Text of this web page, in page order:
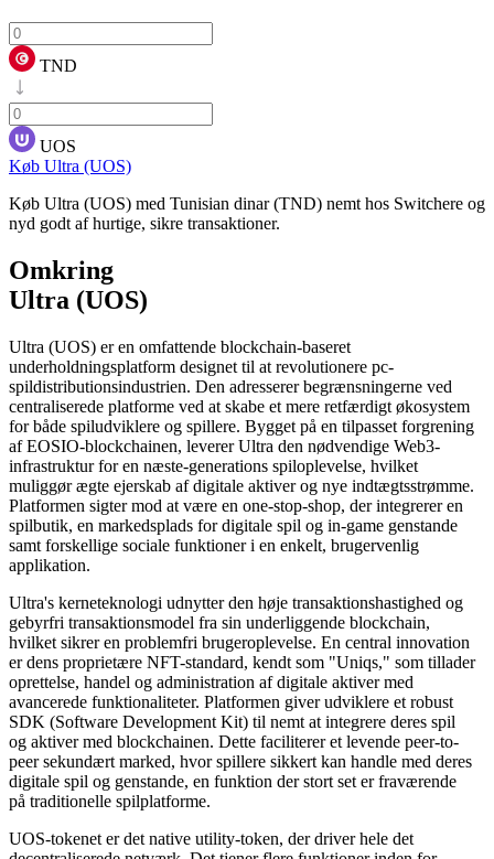
TND
UOS
Køb Ultra (UOS)
Køb Ultra (UOS) med Tunisian dinar (TND) nemt hos Switchere og
nyd godt af hurtige, sikre transaktioner.
Omkring
Ultra (UOS)
Ultra (UOS) er en omfattende blockchain-baseret
underholdningsplatform designet til at revolutionere pc-
spildistributionsindustrien. Den adresserer begrænsningerne ved
centraliserede platforme ved at skabe et mere retfærdigt økosystem
for både spiludviklere og spillere. Bygget på en tilpasset forgrening
af EOSIO-blockchainen, leverer Ultra den nødvendige Web3-
infrastruktur for en næste-generations spiloplevelse, hvilket
muliggør ægte ejerskab af digitale aktiver og nye indtægtsstrømme.
Platformen sigter mod at være en one-stop-shop, der integrerer en
spilbutik, en markedsplads for digitale spil og in-game genstande
samt forskellige sociale funktioner i en enkelt, brugervenlig
applikation.
Ultra's kerneteknologi udnytter den høje transaktionshastighed og
gebyrfri transaktionsmodel fra sin underliggende blockchain,
hvilket sikrer en problemfri brugeroplevelse. En central innovation
er dens proprietære NFT-standard, kendt som "Uniqs," som tillader
oprettelse, handel og administration af digitale aktiver med
avancerede funktionaliteter. Platformen giver udviklere et robust
SDK (Software Development Kit) til nemt at integrere deres spil
og aktiver med blockchainen. Dette faciliterer et levende peer-to-
peer sekundært marked, hvor spillere sikkert kan handle med deres
digitale spil og genstande, en funktion der stort set er fraværende
på traditionelle spilplatforme.
UOS-tokenet er det native utility-token, der driver hele det